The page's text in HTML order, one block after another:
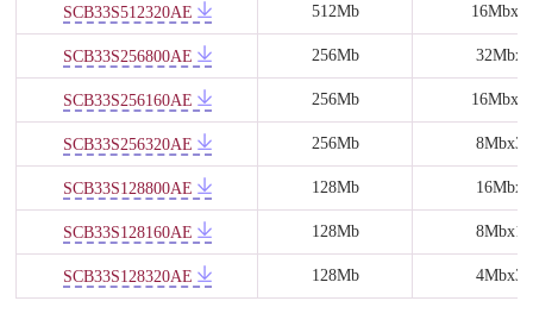
SCB33S512320AE 512Mb
SCB33S256800AE 256Mb 32Mbx8
SCB33S256160AE 256Mb
SCB33S256320AE 256Mb 8Mbx32
SCB33S128800AE 128Mb 16Mbx8
SCB33S128160AE 128Mb 8Mbx16
SCB33S128320AE 128Mb 4Mbx32